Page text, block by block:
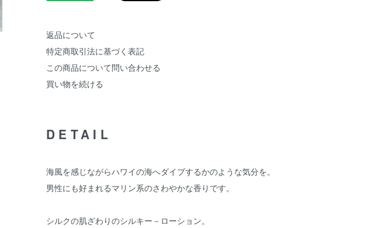
返品について
特定商取引法に基づく表記
この商品について問い合わせる
買い物を続ける
DETAIL
海風を感じながらハワイの海へダイブするかのような気分を。
男性にも好まれるマリン系のさわやかな香りです。
シルクの肌ざわりのシルキー－ローション。